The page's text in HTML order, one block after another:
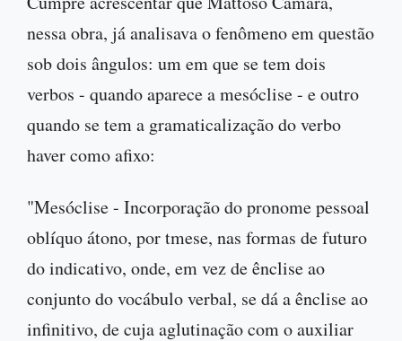
nessa obra, já analisava o fenômeno em questão
sob dois ângulos: um em que se tem dois
verbos - quando aparece a mesóclise - e outro
quando se tem a gramaticalização do verbo
haver como afixo:
"Mesóclise - Incorporação do pronome pessoal
oblíquo átono, por tmese, nas formas de futuro
do indicativo, onde, em vez de ênclise ao
conjunto do vocábulo verbal, se dá a ênclise ao
infinitivo, de cuja aglutinação com o auxiliar